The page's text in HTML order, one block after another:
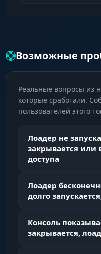
экономь время на
Ломаешь
вид настолько,
внезапный дамаг.
Убирает
Атласа. Никакого
текстур — только
Remove Delirium
функция вырубает
только награды и
Возможные
Реальные вопросы из
которые сработали.
пользователей этого
Лоадер не
закрывается или
доступа
Лоадер
долго
Консоль
закрывается,